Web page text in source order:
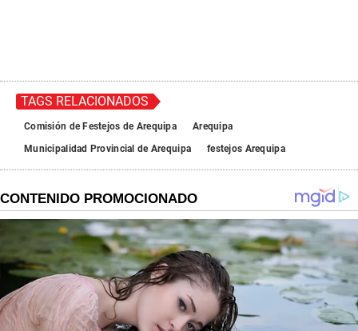
TAGS RELACIONADOS
Comisión de Festejos de Arequipa
Arequipa
Municipalidad Provincial de Arequipa
festejos Arequipa